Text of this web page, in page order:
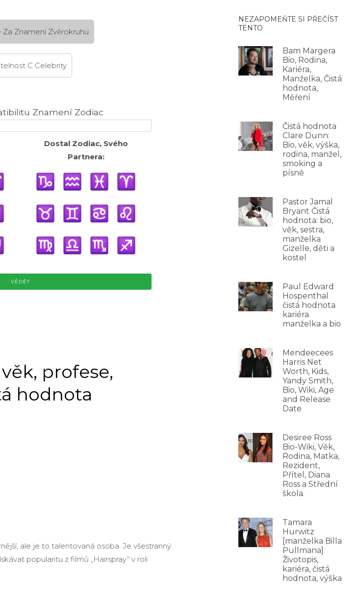
Znamení Zvěrokruhu
C Celebrity
Znamení Zodiac
Dostal Zodiac, Svého
Partnera:
VĚDĚT
profese,
hodnota
ale je to talentovaná osoba. Je všestranný
popularitu z filmů „Hairspray“ v roli
NEZAPOMEŇTE SI PŘEČÍST
TENTO
Bam Margera
Bio, Rodina,
Kariéra,
Manželka, Čistá
hodnota,
Měření
Čistá hodnota
Clare Dunn:
Bio, věk, výška,
rodina, manžel,
smoking a
písně
Pastor Jamal
Bryant Čistá
hodnota: bio,
věk, sestra,
manželka
Gizelle, děti a
kostel
Paul Edward
Hospenthal
čistá hodnota
kariéra
manželka a bio
Mendeecees
Harris Net
Worth, Kids,
Yandy Smith,
Bio, Wiki, Age
and Release
Date
Desiree Ross
Bio-Wiki, Věk,
Rodina, Matka,
Rezident,
Přítel, Diana
Ross a Střední
škola.
Tamara
Hurwitz
[manželka Billa
Pullmana]
Životopis,
kariéra, čistá
hodnota, výška